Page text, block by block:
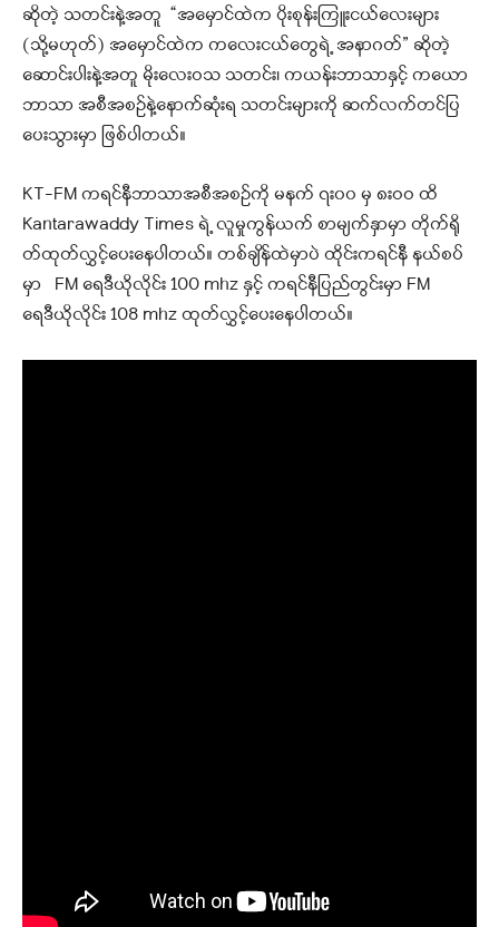
ဆိုတဲ့ သတင်းနဲ့အတူ “အမှောင်ထဲက ပိုးစုန်းကြူးငယ်လေးများ
(သို့မဟုတ်) အမှောင်ထဲက ကလေးငယ်တွေရဲ့ အနာဂတ်” ဆိုတဲ့
ဆောင်းပါးနဲ့အတူ မိုးလေးဝသ သတင်း၊ ကယန်းဘာသာနှင့် ကယော
ဘာသာ အစီအစဉ်နဲ့နောက်ဆုံးရ သတင်းများကို ဆက်လက်တင်ပြ
ပေးသွားမှာ ဖြစ်ပါတယ်။
KT-FM ကရင်နီဘာသာအစီအစဉ်ကို မနက် ၇း၀၀ မှ ၈းဝဝ ထိ
Kantarawaddy Times ရဲ့ လူမှုကွန်ယက် စာမျက်နှာမှာ တိုက်ရို
တ်ထုတ်လွှင့်ပေးနေပါတယ်။ တစ်ချိန်ထဲမှာပဲ ထိုင်းကရင်နီ နယ်စပ်
မှာ FM ရေဒီယိုလိုင်း 100 mhz နှင့် ကရင်နီပြည်တွင်းမှာ FM
ရေဒီယိုလိုင်း 108 mhz ထုတ်လွှင့်ပေးနေပါတယ်။